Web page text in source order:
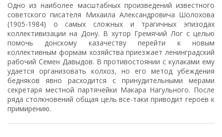
Одно из наиболее масштабных произведений известного
советского писателя Михаила Александровича Шолохова
(1905-1984) о самых сложных и трагичных эпизодах
коллективизации на Дону. В хутор Гремячий Лог с целью
помочь донскому казачеству перейти к новым
коллективным формам хозяйства приезжает ленинградский
рабочий Семен Давыдов. В противостоянии с кулаками ему
удается организовать колхоз, но его метод убеждения
бедняков явно расходится с принудительными мерами
секретаря местной партячейки Макара Нагульного. После
ряда столкновений общая цель все-таки приводит героев к
примирению.